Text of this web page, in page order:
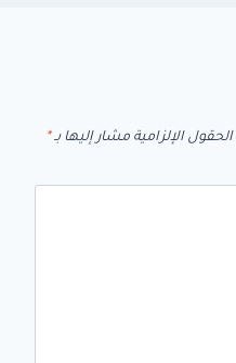
الحقول الإلزامية مشار إليها بـ *